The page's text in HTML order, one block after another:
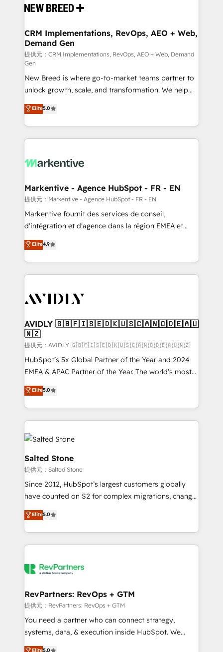
革を、構想から実装・定着までPMOとして主導。「設
の統合・浸透・変革管理を実行します。 ▸ CMS戦略設
計・構築：リード獲得・CVR・SEOを前提にした情報設
計・導線設計・テンプレート設計をContent Hubで一体
提供。 ▸ 既存CRM・MAからの移行支援：Salesforce・
Marketo・Pardot等からの移行、カスタム設計、履歴
データ移行と活用設計まで。 ▸ AEO対応：ChatGPT・
ンツとサイト構造を最適化。 🏆 なぜ100incを選ぶの
か？ ✓ HubSpot Eliteパートナー認定 ✓ HubSpotアワ
ード受賞・HUGリーダー ✓ ISO27001:2022 /
HubSpot大百科 出版 CRM・AI活用に関するご相談、現
せください。
and system integrations powered by Globalia’s
trainers to drive platform adoption. 📈 Revenue
Generation - Full-funnel marketing and high-
performance advertising via Point Success Media. -
Expert deployment of Breeze AI and custom agents
to automate growth. 🏆 Elite Excellence - 8 platform
accreditations and deep HIPAA-compliance
expertise. - A team of 250+ experts dedicated to
your resilient growth.
CRM Implementations, RevOps, AEO + Web,
Demand Gen
提供元：CRM Implementations, RevOps, AEO + Web, Demand
Gen
New Breed is where go-to-market teams partner to
unlock growth, scale, and transformation. We help
companies activate HubSpot’s AI-powered
customer platform and operationalize HubSpot’s
Loop Marketing framework through expert-led
services, smart agents, and purpose-built apps,
results, fast. ⚙️CRM & RevOps: Align all Hubs to your
🎯Demand Gen & ABM: Drive pipeline with inbound,
ABM, AEO, SEO, & paid media. 👩‍💻Web Design:
Build high-performing websites with UX, messaging,
& conversion strategy that drive results. 🤖AI
AI, & maximize AEO with tailored AI services. 🧩
Integrations: Extend HubSpot with custom
Elite5.0
Markentive - Agence HubSpot - FR - EN
提供元：Markentive - Agence HubSpot - FR - EN
Markentive fournit des services de conseil,
d'intégration et d'agence dans la région EMEA et
North America. Avec plus de 115 experts en
marketing automation, Growth, Revops, CRM et
webdesign. Markentive is both a consulting firm, a
digital agency and an integrator. With over 115
CRM and webdesign (We focus on EMEA - USA
Elite4.9
AVIDLY 🇬🇧🇫🇮🇸🇪🇩🇰🇺🇸🇨🇦🇳🇴🇩🇪🇦🇺
🇳🇿
提供元：AVIDLY 🇬🇧🇫🇮🇸🇪🇩🇰🇺🇸🇨🇦🇳🇴🇩🇪🇦🇺🇳🇿
HubSpot’s 5x Global Partner of the Year and 2024
EMEA & APAC Partner of the Year. The world’s most
experienced and fully accredited HubSpot Solutions
Partner. 🚀 With 2,750+ HubSpot projects delivered
and 370+ specialists across EMEA, APAC and NAM,
we de-risk complex CRM programmes and
accelerate ROI across every HubSpot Hub. 🧭 From
multi-region migrations to AI-powered automation,
we turn complexity into clarity, human at global
scale. 🏆 HubSpot’s CEO called us “the partner of the
future.” Others agree it is proof of trust built through
measurable impact.
Elite5.0
Salted Stone
提供元：Salted Stone
Since 2012, HubSpot’s largest customers globally
have counted on S2 for complex migrations, change
management, systems integration, and creative
solutions that deliver measurable impact and
transform brand experiences As one of the few full-
service creative agencies in the HubSpot
winning design to build scalable, globally
marketing campaigns, & RevOps frameworks that
fuel long-term success We connect the entire
customer lifecycle through seamless integrations,
ensure long-term adoption with change-
Elite5.0
RevPartners: RevOps + GTM
提供元：RevPartners: RevOps + GTM
You need a partner who can connect strategy,
systems, data, & execution inside HubSpot. We
bridge the gap where most agencies fall short by
Elite5.0